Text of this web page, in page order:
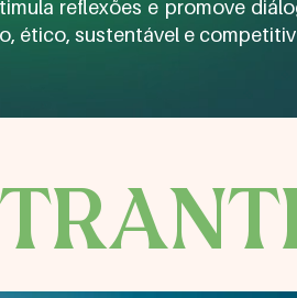
reflexões e promove
ético, sustentável e